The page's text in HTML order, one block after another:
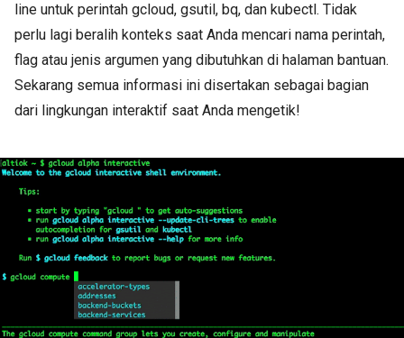
line untuk perintah gcloud, gsutil, bq, dan kubectl. Tidak
perlu lagi beralih konteks saat Anda mencari nama perintah,
flag atau jenis argumen yang dibutuhkan di halaman bantuan.
Sekarang semua informasi ini disertakan sebagai bagian
dari lingkungan interaktif saat Anda mengetik!